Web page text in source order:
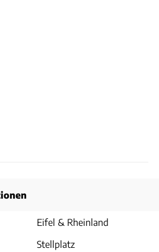
Eifel & Rheinland
Stellplatz